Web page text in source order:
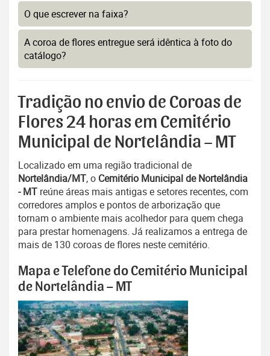
O que escrever na faixa?
A coroa de flores entregue será idêntica à foto do
catálogo?
Tradição no envio de Coroas de
Flores 24 horas em Cemitério
Municipal de Nortelândia – MT
Localizado em uma região tradicional de
Nortelândia/MT, o Cemitério Municipal de Nortelândia
- MT reúne áreas mais antigas e setores recentes, com
corredores amplos e pontos de arborização que
tornam o ambiente mais acolhedor para quem chega
para prestar homenagens. Já realizamos a entrega de
mais de 130 coroas de flores neste cemitério.
Mapa e Telefone do Cemitério Municipal
de Nortelândia – MT